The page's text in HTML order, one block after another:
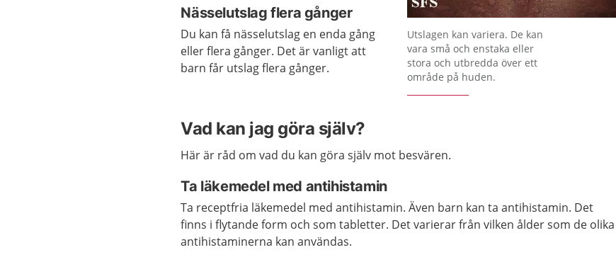
Förstora bilden
Utslagen kan variera. De kan
vara små och enstaka eller
stora och utbredda över ett
område på huden.
Nässelutslag flera gånger
Du kan få nässelutslag en enda gång
eller flera gånger. Det är vanligt att
barn får utslag flera gånger.
Vad kan jag göra själv?
Här är råd om vad du kan göra själv mot besvären.
Ta läkemedel med antihistamin
Ta receptfria läkemedel med antihistamin. Även barn kan ta antihistamin. Det
finns i flytande form och som tabletter. Det varierar från vilken ålder som de olika
antihistaminerna kan användas.